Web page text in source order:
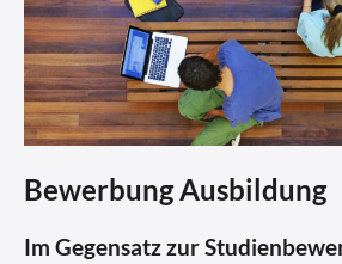
Bewerbung Ausbildung
Im Gegensatz zur